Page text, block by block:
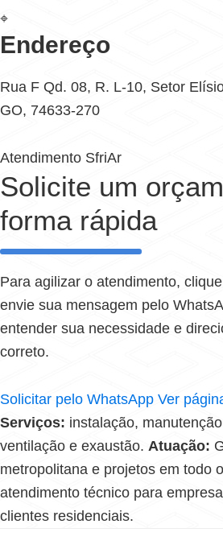
⌖
Endereço
Rua F Qd. 08, R. L-10, Setor
GO, 74633-270
Atendimento SfriAr
Solicite um
forma rápida
Para agilizar o atendimento,
envie sua mensagem pelo
entender sua necessidade e
correto.
Solicitar pelo WhatsApp Ver
Serviços: instalação,
ventilação e exaustão. Atuação:
metropolitana e projetos em todo
atendimento técnico para
clientes residenciais.